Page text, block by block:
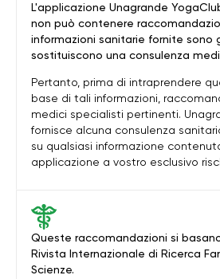
Queste raccomandazioni si
Rivista Internazionale di Ricerca
Scienze.
L'applicazione Unagrande
non può contenere
informazioni sanitarie fornite sono
sostituiscono una consulenza
Pertanto, prima di intraprendere
base di tali informazioni,
medici specialisti pertinenti.
fornisce alcuna consulenza
su qualsiasi informazione
applicazione a vostro esclusivo